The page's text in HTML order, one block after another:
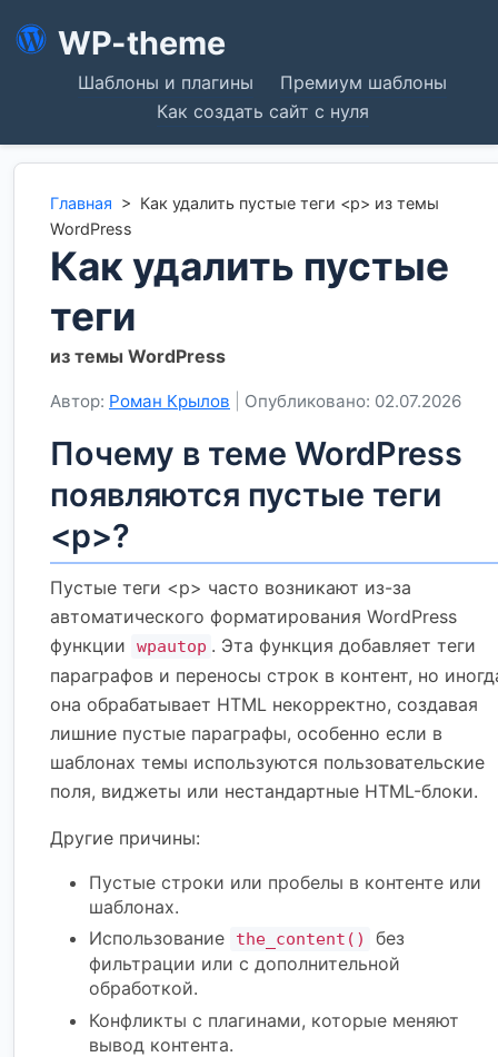
WP-theme
Шаблоны и плагины
Премиум шаблоны
Как создать сайт с нуля
Главная > Как удалить пустые теги <p> из темы
WordPress
Как удалить пустые
теги
из темы WordPress
Автор: Роман Крылов Опубликовано: 02.07.2026
Почему в теме WordPress
появляются пустые теги
<p>?
Пустые теги <p> часто возникают из-за
автоматического форматирования WordPress
функции
wpautop . Эта функция добавляет теги
параграфов и переносы строк в контент, но
она обрабатывает HTML некорректно, создавая
лишние пустые параграфы, особенно если в
шаблонах темы используются пользовательские
поля, виджеты или нестандартные HTML-блоки.
Другие причины:
Пустые строки или пробелы в контенте или
шаблонах.
Использование
the_content()
без
фильтрации или с дополнительной
обработкой.
Конфликты с плагинами, которые меняют
вывод контента.